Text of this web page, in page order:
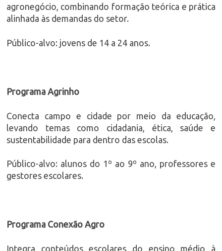
agronegócio, combinando formação teórica e prática
alinhada às demandas do setor.
Público-alvo: jovens de 14 a 24 anos.
Programa Agrinho
Conecta campo e cidade por meio da educação,
levando temas como cidadania, ética, saúde e
sustentabilidade para dentro das escolas.
Público-alvo: alunos do 1º ao 9º ano, professores e
gestores escolares.
Programa Conexão Agro
Integra conteúdos escolares do ensino médio à